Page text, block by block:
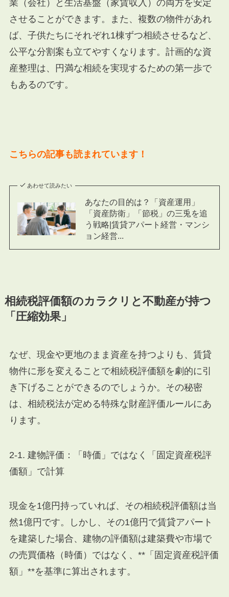
業（会社）と生活基盤（家賃収入）の両方を安定
させることができます。また、複数の物件があれ
ば、子供たちにそれぞれ1棟ずつ相続させるなど、
公平な分割案も立てやすくなります。計画的な資
産整理は、円満な相続を実現するための第一歩で
もあるのです。
こちらの記事も読まれています！
あわせて読みたい
あなたの目的は？「資産運用」
「資産防衛」「節税」の三兎を追
う戦略|賃貸アパート経営・マンシ
ョン経営...
相続税評価額のカラクリと不動産が持つ
「圧縮効果」
なぜ、現金や更地のまま資産を持つよりも、賃貸
物件に形を変えることで相続税評価額を劇的に引
き下げることができるのでしょうか。その秘密
は、相続税法が定める特殊な財産評価ルールにあ
ります。
2-1. 建物評価：「時価」ではなく「固定資産税評
価額」で計算
現金を1億円持っていれば、その相続税評価額は当
然1億円です。しかし、その1億円で賃貸アパート
を建築した場合、建物の評価額は建築費や市場で
の売買価格（時価）ではなく、**「固定資産税評価
額」**を基準に算出されます。